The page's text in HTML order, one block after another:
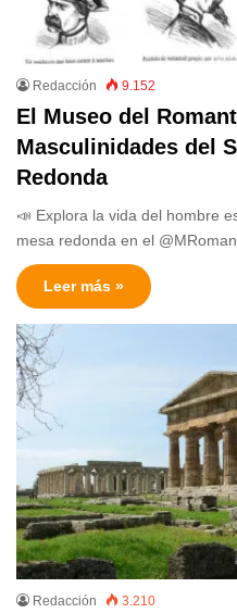
Redacción 9.152
El Museo del
Masculinidades del
Redonda
📣 Explora la vida del hombre
mesa redonda en el
Leer más »
Redacción 3.210